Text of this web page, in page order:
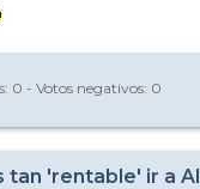
0 - Votos negativos: 0
tan 'rentable' ir a